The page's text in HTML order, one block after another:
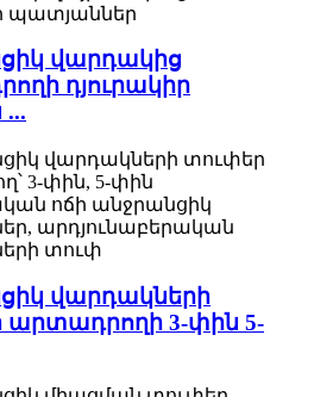
վարդակից
դյուրակիր
...
վարդակների
արտադրողի 3-փին 5-